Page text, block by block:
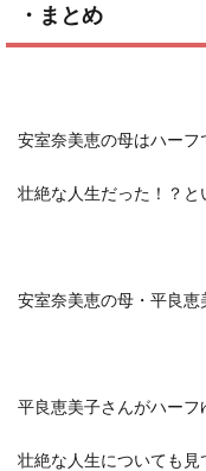
・まとめ
安室奈美恵の母はハーフ
壮絶な人生だった！？と
安室奈美恵の母・平良
平良恵美子さんがハーフ
壮絶な人生についても見